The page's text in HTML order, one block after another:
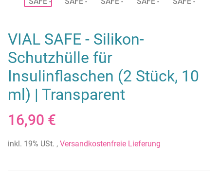
VIAL SAFE - Silikon-
Schutzhülle für
Insulinflaschen (2 Stück, 10
ml) | Transparent
16,90 €
inkl. 19% USt. , Versandkostenfreie Lieferung